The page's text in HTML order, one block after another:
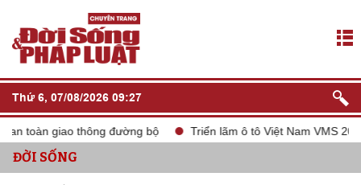
Thứ 6, 07/08/2026 09:27
giao thông đường bộ Triển lãm ô tô Việt Nam VMS 2024
ĐỜI SỐNG